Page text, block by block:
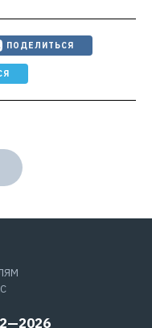
ПОДЕЛИТЬСЯ